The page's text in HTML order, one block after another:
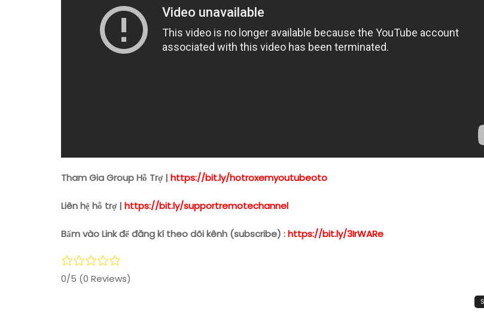
Tham Gia Group Hỗ Trợ | https://bit.ly/hotroxemyoutubeoto
Liên hệ hỗ trợ | https://bit.ly/supportremotechannel
Bấm vào Link để đăng kí theo dõi kênh (subscribe) :https://bit.ly/3IrWARe
0/5 (0 Reviews)